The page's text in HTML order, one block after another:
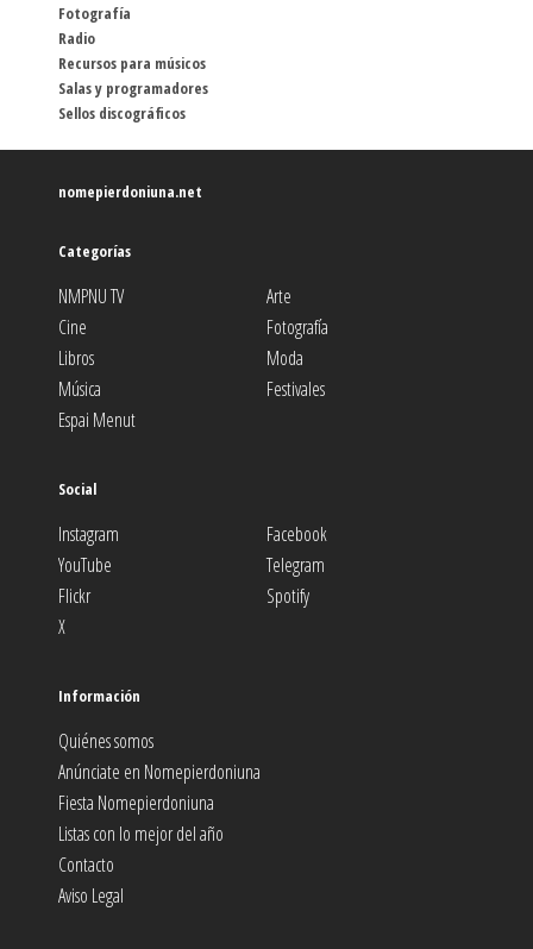
Fotografía
Radio
Recursos para músicos
Salas y programadores
Sellos discográficos
nomepierdoniuna.net
Categorías
NMPNU TV
Arte
Cine
Fotografía
Libros
Moda
Música
Festivales
Espai Menut
Social
Instagram
Facebook
YouTube
Telegram
Flickr
Spotify
X
Información
Quiénes somos
Anúnciate en Nomepierdoniuna
Fiesta Nomepierdoniuna
Listas con lo mejor del año
Contacto
Aviso Legal